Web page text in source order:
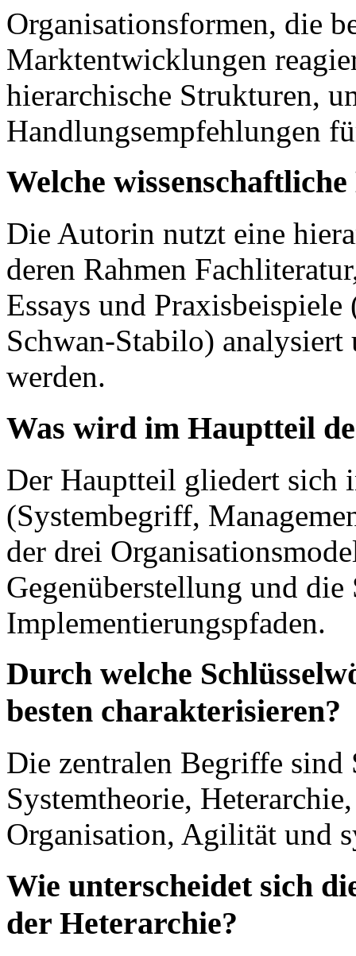
Organisationsformen, die
Marktentwicklungen
hierarchische Strukturen,
Handlungsempfehlungen
Welche
Die Autorin nutzt eine
deren Rahmen
Essays und
Schwan-Stabilo) analysiert
werden.
Was wird im Hauptteil
Der Hauptteil gliedert sich
(Systembegriff,
der drei
Gegenüberstellung und
Implementierungspfaden.
Durch welche
besten charakterisieren?
Die zentralen Begriffe sind
Systemtheorie,
Organisation, Agilität und
Wie unterscheidet sich
der Heterarchie?